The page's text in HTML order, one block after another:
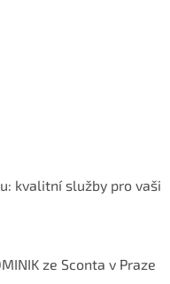
kvalitní služby pro vaši
ze Sconta v Praze